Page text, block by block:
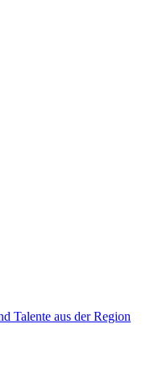
Talente aus der Region